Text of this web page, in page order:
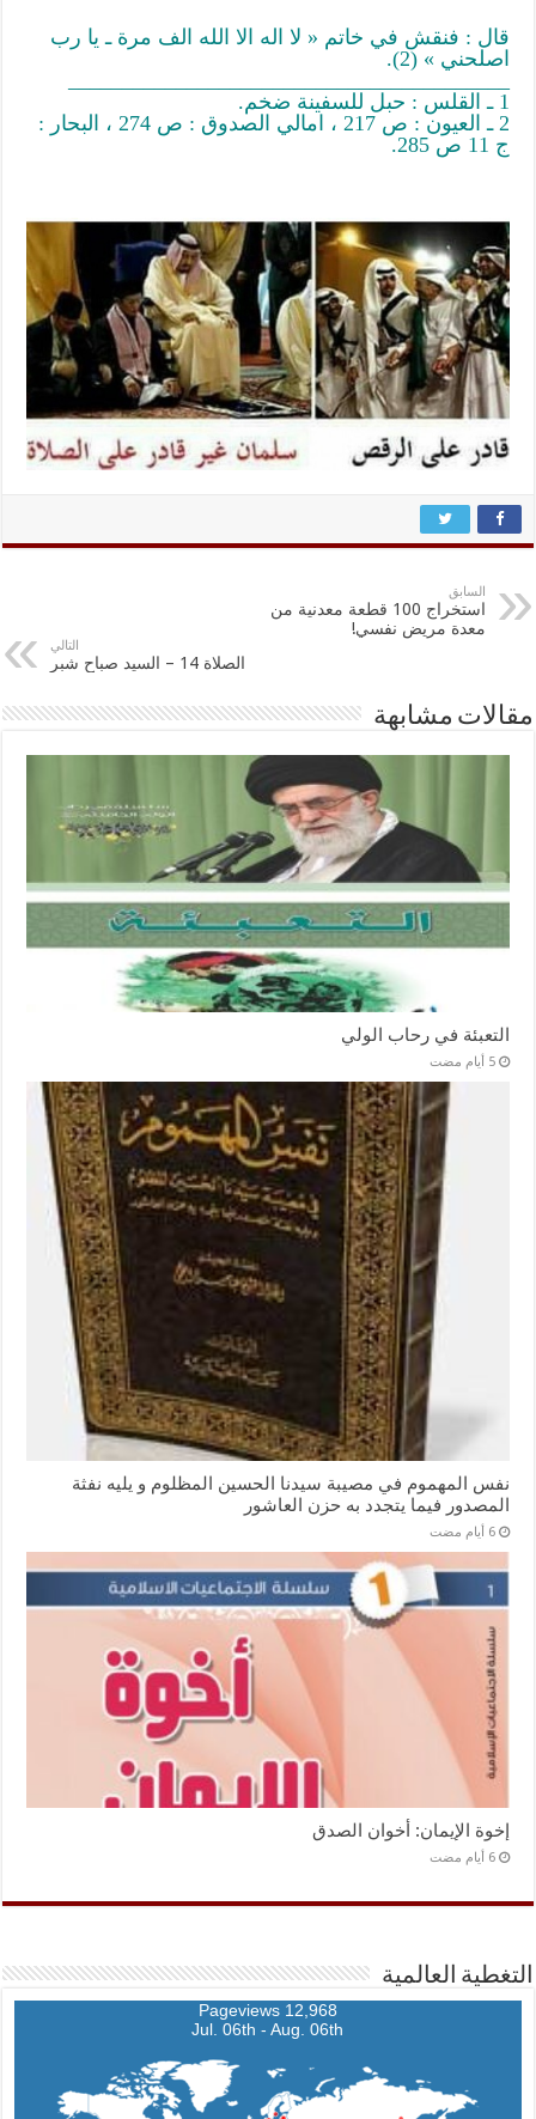
قال : فنقش في خاتم « لا اله الا الله الف مرة ـ يا رب
اصلحني » (2).
1 ـ القلس : حبل للسفينة ضخم.
2 ـ العيون : ص 217 ، امالي الصدوق : ص 274 ، البحار :
ج 11 ص 285.
السابق
استخراج 100 قطعة معدنية من
معدة مريض نفسي!
التالي
الصلاة 14 – السيد صباح شبر
مقالات مشابهة
التعبئة في رحاب الولي
‏5 أيام مضت
نفس المهموم في مصيبة سيدنا الحسين المظلوم و يليه نفثة
المصدور فيما يتجدد به حزن العاشور
‏6 أيام مضت
إخوة الإيمان: أخوان الصدق
‏6 أيام مضت
التغطية العالمية
12,968 Pageviews
Jul. 06th - Aug. 06th